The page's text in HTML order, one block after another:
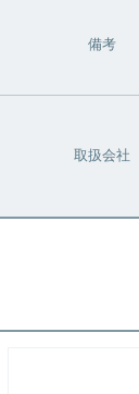
備考
取扱会社